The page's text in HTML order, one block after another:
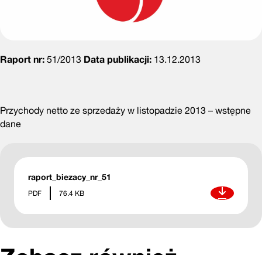
Raport nr: 51/2013 Data publikacji: 13.12.2013
Przychody netto ze sprzedaży w listopadzie 2013 – wstępne
dane
raport_biezacy_nr_51
PDF 76.4 KB Pobierz